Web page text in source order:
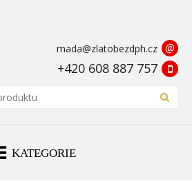
mada@zlatobezdph.cz @
+420 608 887 757
KATEGORIE